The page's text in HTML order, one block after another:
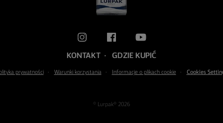
KONTAKT GDZIE KUPIĆ
prywatności Warunki korzystania Informacje o plikach cookie Cookies
© Lurpak® 2026